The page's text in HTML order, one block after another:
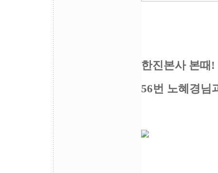
한진본사 본때
56번 노혜경님